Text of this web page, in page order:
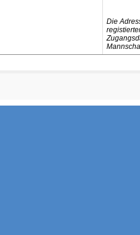
Die